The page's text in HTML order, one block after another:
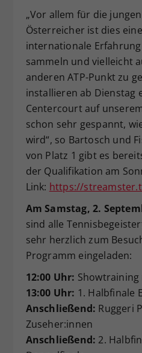
„Vor allem für die
Österreicher ist dies
internationale
sammeln und vielleicht
anderen ATP-Punkt zu
installieren ab Dienstag
Centercourt auf
schon sehr gespannt,
wird“, so Bartosch und
von Platz 1 gibt es
der Qualifikation am
Link: https://
Am Samstag, 2.
sind alle
sehr herzlich zum
Programm eingeladen:
12:00 Uhr:
13:00 Uhr: 1. Halbfinale
Anschließend: Ruggeri
Zuseher:innen
Anschließend: 2.